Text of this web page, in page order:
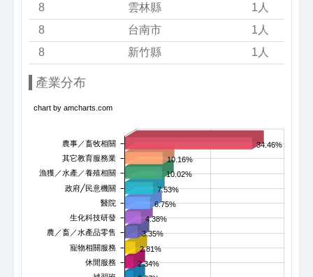
8
雲林縣
1人
8
台南市
1人
8
新竹縣 1人
產業分布
農事／畜牧相關
其它教育服務業
漁獲／水產／養殖相關
政府╱民意機關
醫院
生化科技研發
農／畜／水產品零售
寵物相關服務
休閒服務
34.46%
10.16%
10.02%
7.53%
6.75%
4.38%
3.35%
2.81%
2.34%
chart by amcharts.com